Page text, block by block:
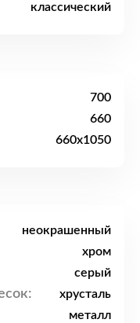
классический
700
660
660x1050
неокрашенный
хром
серый
хрусталь
металл